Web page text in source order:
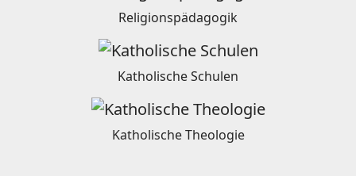
Religionspädagogik
Katholische Schulen
Katholische Theologie